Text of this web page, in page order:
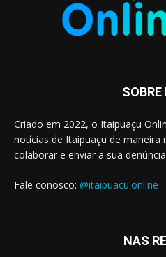
SOBRE
Criado em 2022, o Itaipuaçu
notícias de Itaipuaçu de maneira
colaborar e enviar a sua
Fale conosco: @itaipuacu.online
NAS